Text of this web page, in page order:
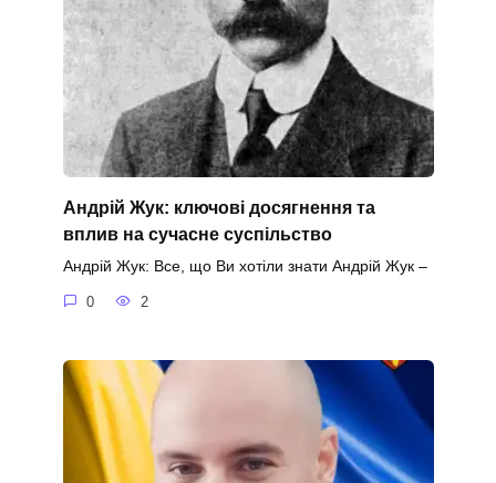
Андрій Жук: ключові досягнення та
вплив на сучасне суспільство
Андрій Жук: Все, що Ви хотіли знати Андрій Жук –
0 2